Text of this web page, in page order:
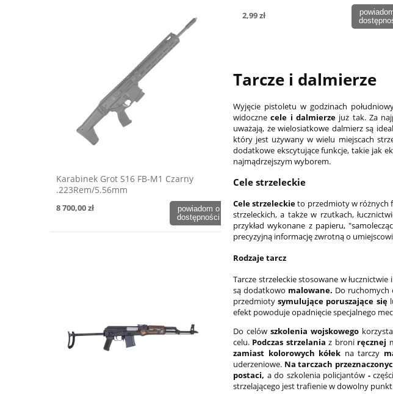
Karabinek Grot S16 FB-M1 Czarny
.223Rem/5.56mm
8 700,00 zł
powiadom o
dostępności
2,99 zł
Tarcze i dalmierze
Wyjęcie pistoletu w godzinach
widocznecele i dalmierzejuż tak. Za
uważają, że wielosiatkowe dalmierz są
który jest używany w wielu miejscach
dodatkowe ekscytujące funkcje, takie jak
najmądrzejszym wyborem.
Cele strzeleckie
Cele strzeleckieto przedmioty w różnych
strzeleckich, a także w rzutkach,
przykład wykonane z papieru,
precyzyjną informację zwrotną o
Rodzaje tarcz
Tarcze strzeleckie stosowane w łucznictwie
są dodatkowo malowane. Do ruchomych
przedmiotysymulujące poruszające się
efekt powoduje opadnięcie specjalnego
Do celów szkolenia wojskowegokorzysta
celu. Podczas strzelania z broni ręcznej
zamiast kolorowych kółek na tarczy
uderzeniowe. Na tarczach
postaci, a do szkolenia policjantów -
strzelającego jest trafienie w dowolny